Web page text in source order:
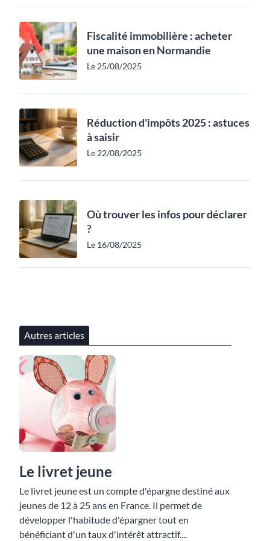
Fiscalité immobilière : acheter
une maison en Normandie
Le 25/08/2025
Réduction d'impôts 2025 : astuces
à saisir
Le 22/08/2025
Où trouver les infos pour déclarer
?
Le 16/08/2025
Autres articles
Le livret jeune
Le livret jeune est un compte d'épargne destiné aux
jeunes de 12 à 25 ans en France. Il permet de
développer l'habitude d'épargner tout en
bénéficiant d'un taux d'intérêt attractif....